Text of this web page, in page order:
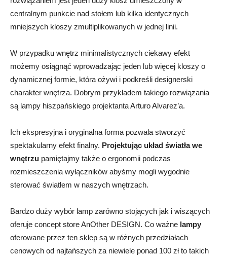
centralnym punkcie nad stołem lub kilka identycznych
mniejszych kloszy zmultiplikowanych w jednej linii.
W przypadku wnętrz minimalistycznych ciekawy efekt
możemy osiągnąć wprowadzając jeden lub więcej kloszy o
dynamicznej formie, która ożywi i podkreśli designerski
charakter wnętrza. Dobrym przykładem takiego rozwiązania
są lampy hiszpańskiego projektanta Arturo Alvarez’a.
Ich ekspresyjna i oryginalna forma pozwala stworzyć
spektakularny efekt finalny. Projektując układ światła we
wnętrzu pamiętajmy także o ergonomii podczas
rozmieszczenia wyłączników abyśmy mogli wygodnie
sterować światłem w naszych wnętrzach.
Bardzo duży wybór lamp zarówno stojących jak i wiszących
oferuje concept store AnOther DESIGN. Co ważne lampy
oferowane przez ten sklep są w różnych przedziałach
cenowych od najtańszych za niewiele ponad 100 zł to takich